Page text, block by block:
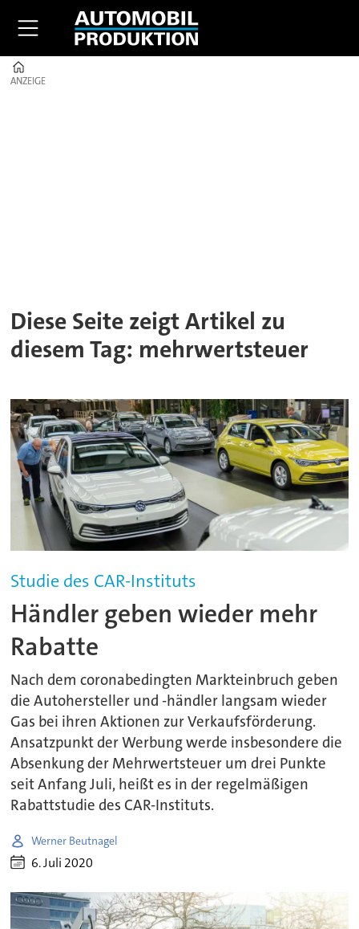
ANZEIGE
ANZEIGE
Diese Seite zeigt Artikel zu
diesem Tag: mehrwertsteuer
Studie des CAR-Instituts
Händler geben wieder mehr
Rabatte
Nach dem coronabedingten Markteinbruch geben
die Autohersteller und -händler langsam wieder
Gas bei ihren Aktionen zur Verkaufsförderung.
Ansatzpunkt der Werbung werde insbesondere die
Absenkung der Mehrwertsteuer um drei Punkte
seit Anfang Juli, heißt es in der regelmäßigen
Rabattstudie des CAR-Instituts.
Werner Beutnagel
6. Juli 2020